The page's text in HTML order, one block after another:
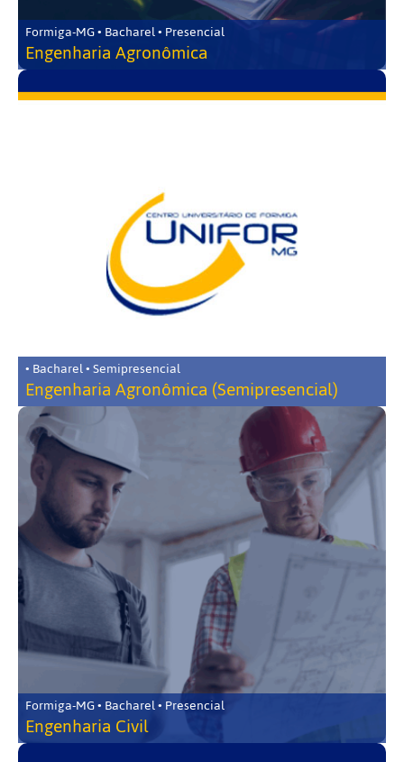
Formiga-MG • Bacharel • Presencial
Engenharia Agronômica
• Bacharel • Semipresencial
Engenharia Agronômica (Semipresencial)
Formiga-MG • Bacharel • Presencial
Engenharia Civil